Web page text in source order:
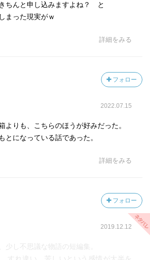
ちんと申し込みますよね？ と
まった現実がｗ
詳細をみる
フォロー
2022.07.15
よりも、こちらのほうが好みだった。
とになっている話であった。
詳細をみる
フォロー
2019.12.12
少し不思議な物語の短編集。